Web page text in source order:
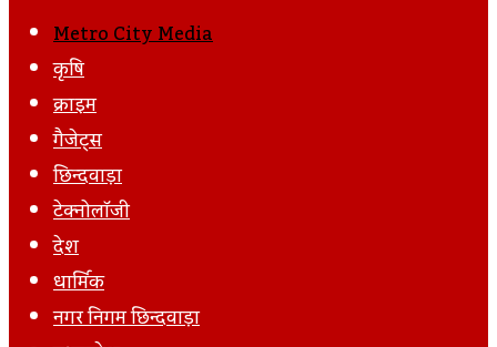
Metro City Media
कृषि
क्राइम
गैजेट्स
छिन्दवाड़ा
टेक्नोलॉजी
देश
धार्मिक
नगर निगम छिन्दवाड़ा